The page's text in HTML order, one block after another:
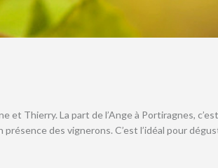
et Thierry. La part de l’Ange à Portiragnes,
des vignerons. C’est l’idéal pour